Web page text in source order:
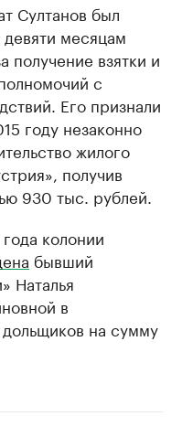
Султанов был
месяцам
получение взятки и
с
Его признали
году незаконно
жилого
получив
930 тыс. рублей.
колонии
бывший
Наталья
в
на сумму